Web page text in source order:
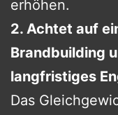
erhöhen.
2. Achtet auf
Brandbuilding
langfristiges
Das